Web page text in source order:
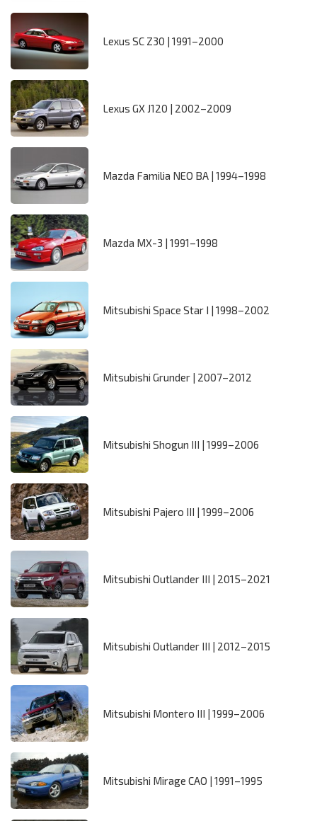
Lexus SC Z30 | 1991–2000
Lexus GX J120 | 2002–2009
Mazda Familia NEO BA | 1994–1998
Mazda MX-3 | 1991–1998
Mitsubishi Space Star I | 1998–2002
Mitsubishi Grunder | 2007–2012
Mitsubishi Shogun III | 1999–2006
Mitsubishi Pajero III | 1999–2006
Mitsubishi Outlander III | 2015–2021
Mitsubishi Outlander III | 2012–2015
Mitsubishi Montero III | 1999–2006
Mitsubishi Mirage CAO | 1991–1995